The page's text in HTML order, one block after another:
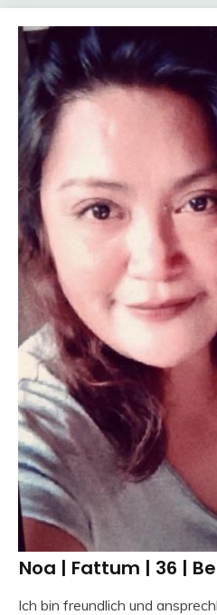
Noa | Fattum | 36 |
Ich bin freundlich und